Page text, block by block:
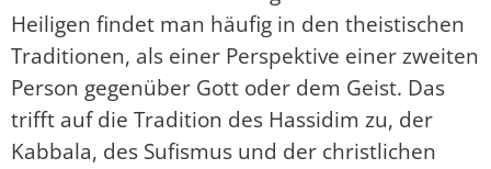
Heiligen findet man häufig in den theistischen
Traditionen, als einer Perspektive einer zweiten
Person gegenüber Gott oder dem Geist. Das
trifft auf die Tradition des Hassidim zu, der
Kabbala, des Sufismus und der christlichen